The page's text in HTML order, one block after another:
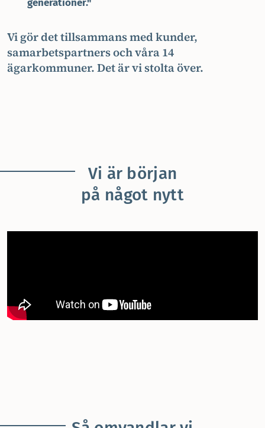
generationer.
Vi gör det tillsammans med kunder,
samarbetspartners och våra 14
ägarkommuner. Det är vi stolta över.
Vi är början
på något nytt